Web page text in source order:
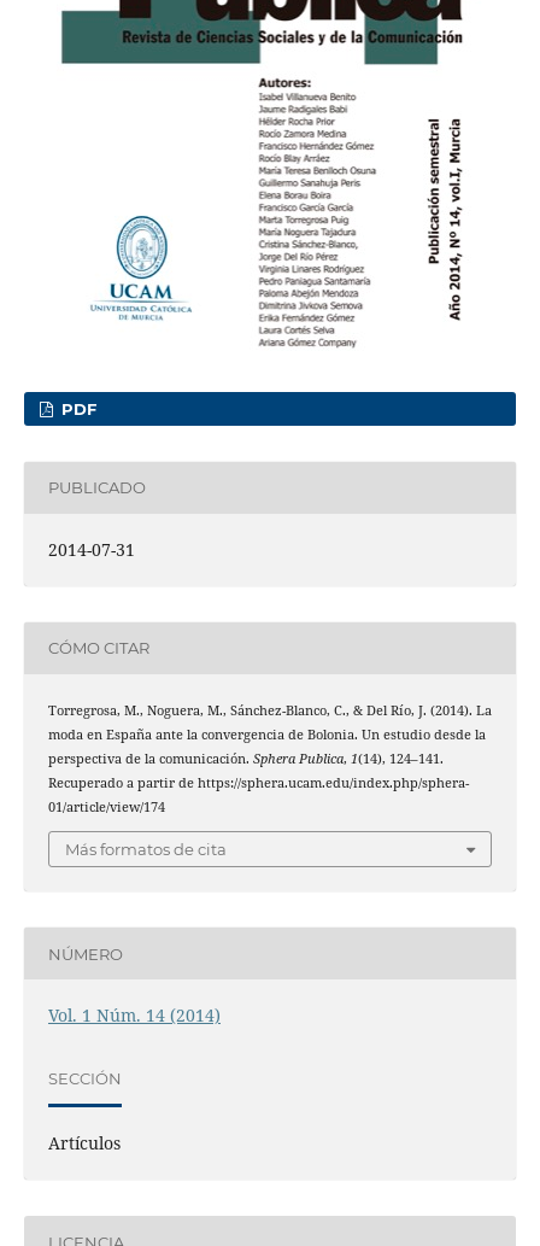
PDF
PUBLICADO
2014-07-31
CÓMO CITAR
Torregrosa, M., Noguera, M., Sánchez-Blanco, C., & Del Río, J. (2014). La
moda en España ante la convergencia de Bolonia. Un estudio desde la
perspectiva de la comunicación. Sphera Publica, 1(14), 124–141.
Recuperado a partir de https://sphera.ucam.edu/index.php/sphera-
01/article/view/174
Más formatos de cita
NÚMERO
Vol. 1 Núm. 14 (2014)
SECCIÓN
Artículos